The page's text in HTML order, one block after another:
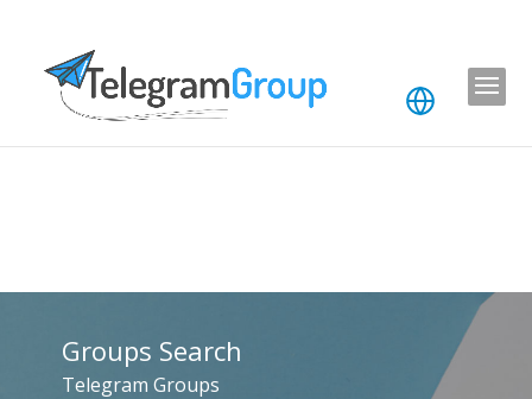
Groups Search
Telegram Groups